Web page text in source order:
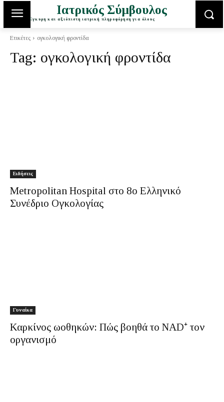
Ιατρικός Σύμβουλος
Έγκυρη και αξιόπιστη ιατρική πληροφόρηση για όλους
Ετικέτες ογκολογική φροντίδα
Tag: ογκολογική φροντίδα
Ειδήσεις
Metropolitan Hospital στο 8ο Ελληνικό
Συνέδριο Ογκολογίας
Γυναίκα
Καρκίνος ωοθηκών: Πώς βοηθά το NAD⁺ τον
οργανισμό